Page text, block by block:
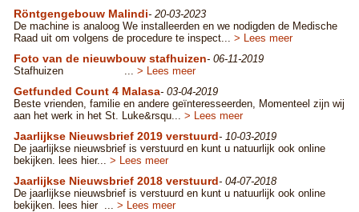
Röntgengebouw Malindi- 20-03-2023
De machine is analoog We installeerden en we nodigden de Medische
Raad uit om volgens de procedure te inspect... > Lees meer
Foto van de nieuwbouw stafhuizen- 06-11-2019
Stafhuizen ... > Lees meer
Getfunded Count 4 Malasa- 03-04-2019
Beste vrienden, familie en andere geïnteresseerden, Momenteel zijn wij
aan het werk in het St. Luke&rsqu... > Lees meer
Jaarlijkse Nieuwsbrief 2019 verstuurd- 10-03-2019
De jaarlijkse nieuwsbrief is verstuurd en kunt u natuurlijk ook online
bekijken. lees hier... > Lees meer
Jaarlijkse Nieuwsbrief 2018 verstuurd- 04-07-2018
De jaarlijkse nieuwsbrief is verstuurd en kunt u natuurlijk ook online
bekijken. lees hier ... > Lees meer